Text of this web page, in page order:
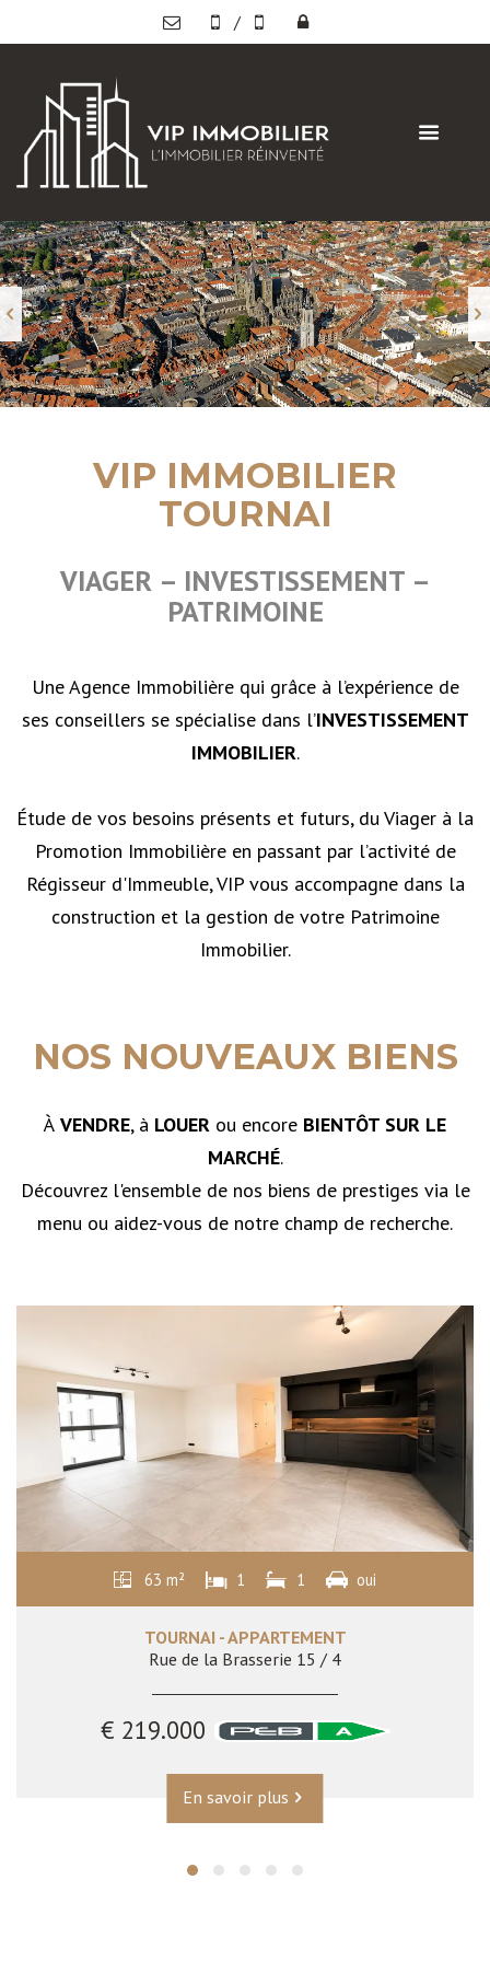
/
VIP IMMOBILIER
TOURNAI
VIAGER – INVESTISSEMENT –
PATRIMOINE
Une Agence Immobilière qui grâce à l’expérience de
ses conseillers se spécialise dans l’INVESTISSEMENT
IMMOBILIER.
Étude de vos besoins présents et futurs, du Viager à la
Promotion Immobilière en passant par l’activité de
Régisseur d'Immeuble, VIP vous accompagne dans la
construction et la gestion de votre Patrimoine
Immobilier.
NOS NOUVEAUX BIENS
À VENDRE, à LOUER ou encore BIENTÔT SUR LE
MARCHÉ.
Découvrez l'ensemble de nos biens de prestiges via le
menu ou aidez-vous de notre champ de recherche.
63 m² 1 1 oui
TOURNAI - APPARTEMENT
Rue de la Brasserie 15 / 4
€ 219.000
En savoir plus